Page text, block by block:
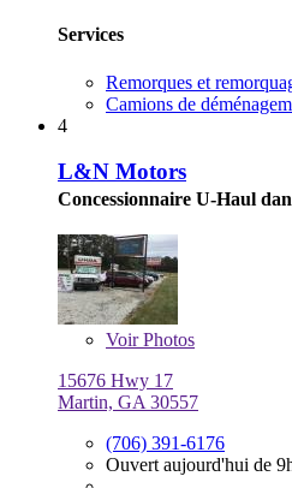
Services
Remorques et
Camions de
4
L&N Motors
Concessionnaire U-Haul
VoirPhotos
15676 Hwy 17
Martin, GA 30557
(706) 391-6176
Ouvert aujourd'hui de